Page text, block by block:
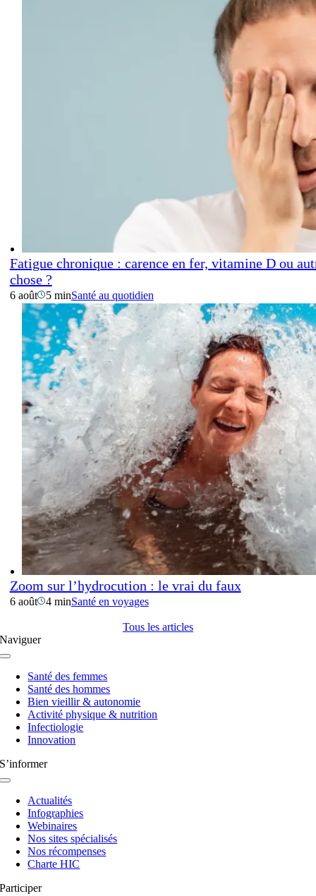
Fatigue chronique : carence en fer, vitamine D ou
chose ?
6 août 5 minSanté au quotidien
Zoom sur l’hydrocution : le vrai du faux
6 août 4 minSanté en voyages
Tous les articles
Naviguer
Navigation
basculeSanté des femmes
Santé des hommes
Bien vieillir & autonomie
Activité physique & nutrition
Infectiologie
Innovation
S’informer
Navigation
basculeActualités
Infographies
Webinaires
Nos sites spécialisés
Nos récompenses
Charte HIC
Participer